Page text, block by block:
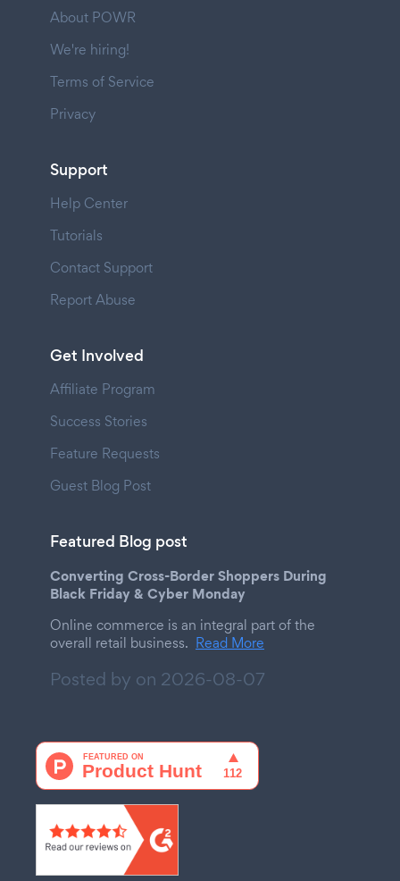
About POWR
We're hiring!
Terms of Service
Privacy
Support
Help Center
Tutorials
Contact Support
Report Abuse
Get Involved
Affiliate Program
Success Stories
Feature Requests
Guest Blog Post
Featured Blog post
Converting Cross-Border Shoppers During
Black Friday & Cyber Monday
Online commerce is an integral part of the
overall retail business. Read More
Posted by on 2026-08-07